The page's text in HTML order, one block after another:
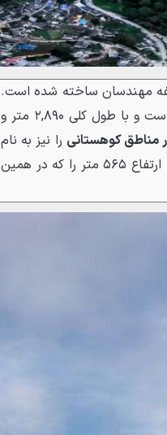
مهندسان ساخته شده است.
ارتفاع این پل تقریباً ۹ برابر ارتفاع پل گلدن گیت در سانفرانسیسکو است و با طول کلی ۲,۸۹۰ متر و
مناطق کوهستانی را نیز به نام
خود ثبت کرده است. این پل، رکورددار قبلی، یعنی پل بیپان‌جیانگ با ارتفاع ۵۶۵ متر را که در همین